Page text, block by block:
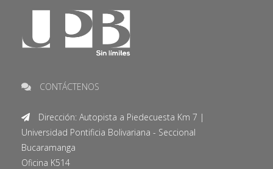
CONTÁCTENOS
Dirección: Autopista a Piedecuesta Km 7 |
Universidad Pontificia Bolivariana - Seccional
Bucaramanga
Oficina K514